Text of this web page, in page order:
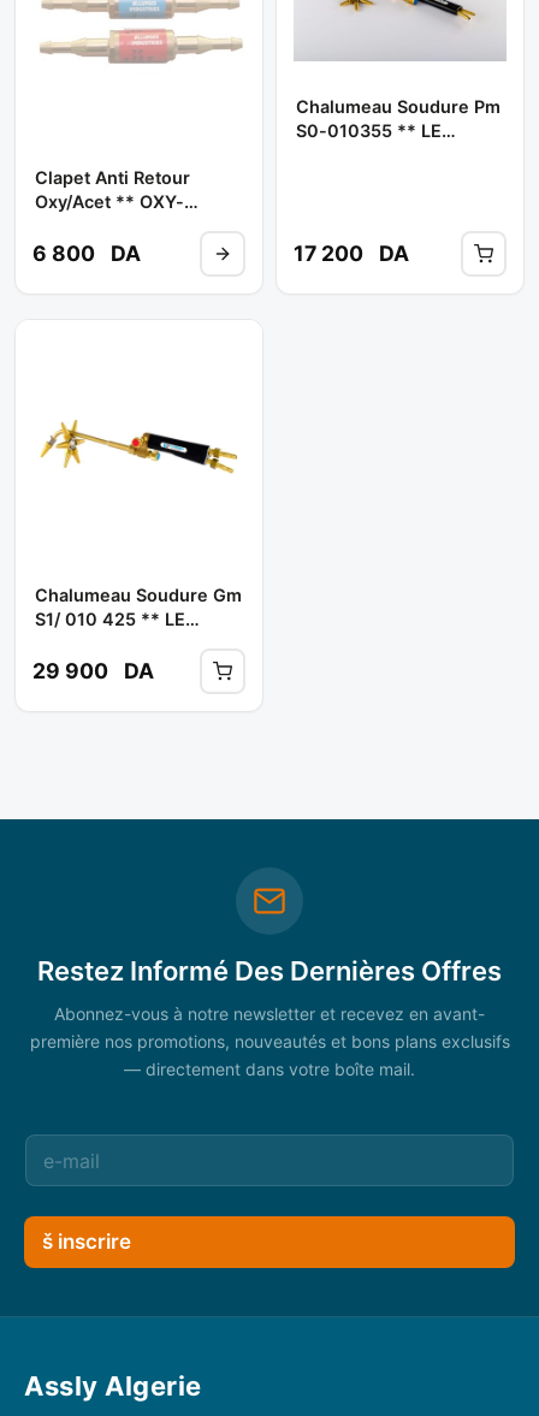
Clapet Anti Retour
Oxy/acet ** OXY-
6 800 DA
Chalumeau Soudure Pm
S0-010355 ** LE
17 200 DA
Chalumeau Soudure Gm
S1/ 010 425 ** LE
29 900 DA
Restez Informé Des Dernières Offres
Abonnez-vous à notre newsletter et recevez en avant-
première nos promotions, nouveautés et bons plans exclusifs
— directement dans votre boîte mail.
š inscrire
Assly Algerie